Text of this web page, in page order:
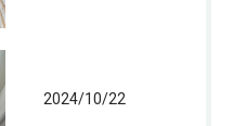
2024/10/22